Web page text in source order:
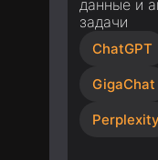
данные и
задачи
ChatGPT
GigaChat
Perplexity